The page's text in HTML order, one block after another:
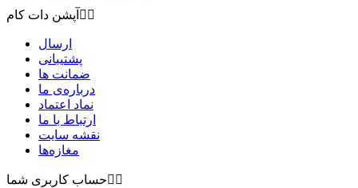
آپشن دات کام  
ارسال
پشتیبانی
ضمانت ها
درباره‌ی ما
نماد اعتماد
ارتباط با ما
نقشه سايت
مغازه‌ها
حساب کاربری شما 